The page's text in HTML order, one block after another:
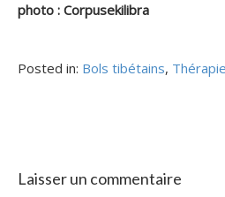
photo : Corpusekilibra
Posted in: Bols tibétains,
Laisser un commentaire